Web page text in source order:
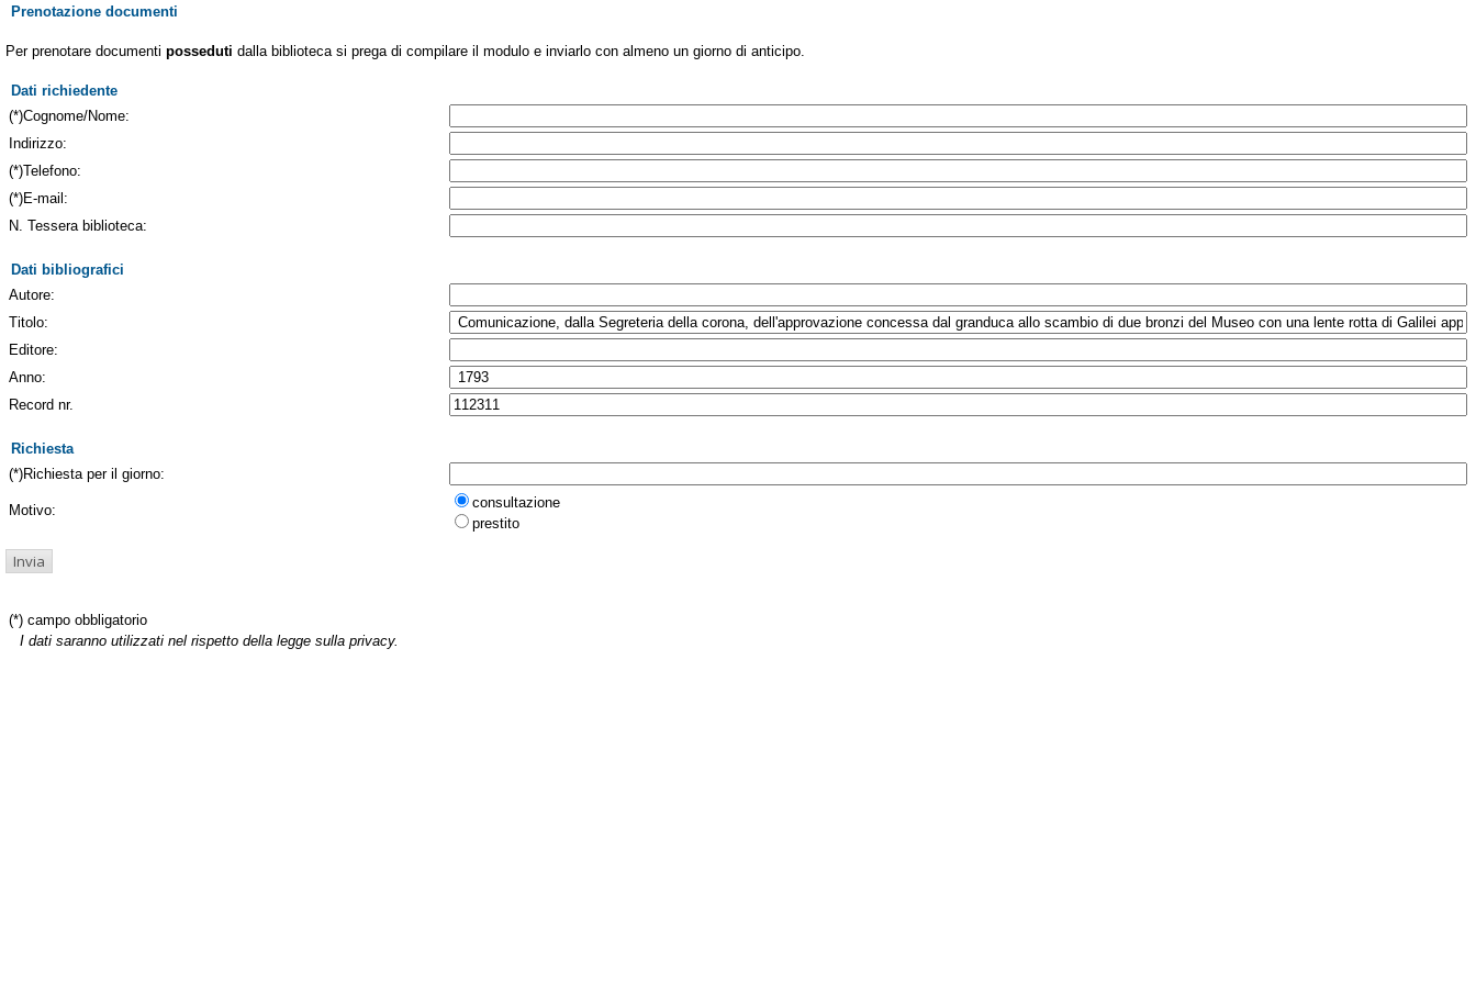
Prenotazione documenti
Per prenotare documenti posseduti dalla biblioteca si prega di compilare il modulo e inviarlo con almeno un giorno di anticipo.
Dati richiedente
(*)Cognome/Nome:
Indirizzo:
(*)Telefono:
(*)E-mail:
N. Tessera biblioteca:
Dati bibliografici
Autore:
Titolo:
Editore:
Anno:
Record nr.
Richiesta
(*)Richiesta per il giorno:
Motivo:
consultazione
prestito
(*) campo obbligatorio
I dati saranno utilizzati nel rispetto della legge sulla privacy.